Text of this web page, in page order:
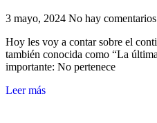
3 mayo, 2024 No hay comentarios
Hoy les voy a contar sobre el
también conocida como “La
importante: No pertenece
Leer más